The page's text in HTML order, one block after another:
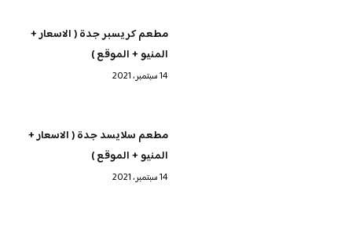
مطعم كريسبر جدة ( الاسعار +
المنيو + الموقع )
14 سبتمبر، 2021
مطعم سلايسد جدة ( الاسعار +
المنيو + الموقع )
14 سبتمبر، 2021